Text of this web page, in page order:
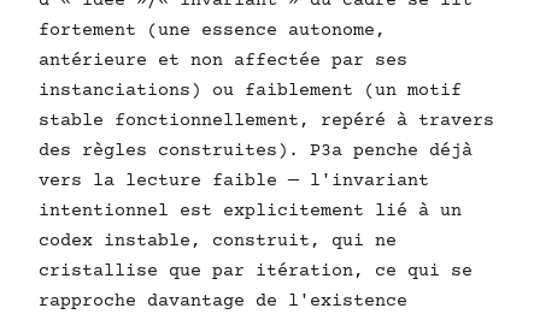
fortement (une essence autonome,
antérieure et non affectée par ses
instanciations) ou faiblement (un motif
stable fonctionnellement, repéré à travers
des règles construites). P3a penche déjà
vers la lecture faible — l'invariant
intentionnel est explicitement lié à un
codex instable, construit, qui ne
cristallise que par itération, ce qui se
rapproche davantage de l'existence